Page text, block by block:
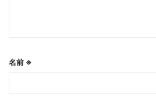
名前 ※